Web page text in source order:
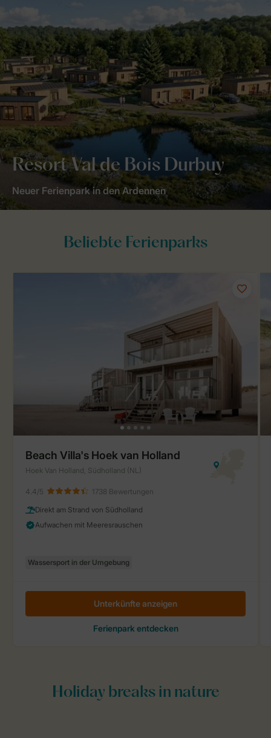
Resort Val de Bois Durbuy
Neuer Ferienpark in den Ardennen